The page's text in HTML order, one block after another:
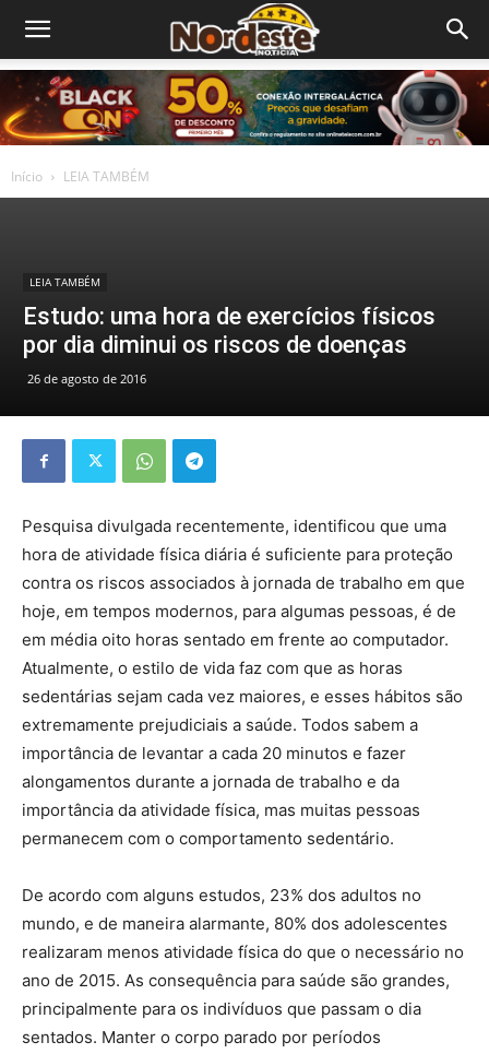
Início LEIA TAMBÉM
LEIA TAMBÉM
Estudo: uma hora de exercícios físicos
por dia diminui os riscos de doenças
26 de agosto de 2016
Pesquisa divulgada recentemente, identificou que uma
hora de atividade física diária é suficiente para proteção
contra os riscos associados à jornada de trabalho em que
hoje, em tempos modernos, para algumas pessoas, é de
em média oito horas sentado em frente ao computador.
Atualmente, o estilo de vida faz com que as horas
sedentárias sejam cada vez maiores, e esses hábitos são
extremamente prejudiciais a saúde. Todos sabem a
importância de levantar a cada 20 minutos e fazer
alongamentos durante a jornada de trabalho e da
importância da atividade física, mas muitas pessoas
permanecem com o comportamento sedentário.
De acordo com alguns estudos, 23% dos adultos no
mundo, e de maneira alarmante, 80% dos adolescentes
realizaram menos atividade física do que o necessário no
ano de 2015. As consequência para saúde são grandes,
principalmente para os indivíduos que passam o dia
sentados. Manter o corpo parado por períodos